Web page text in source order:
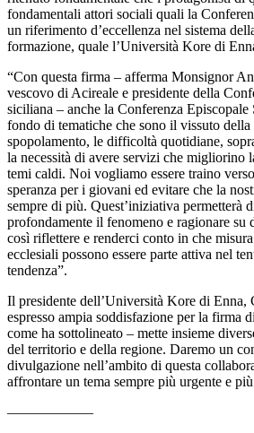
fondamentali attori sociali quali la
un riferimento d’eccellenza nel sistema
formazione, quale l’Università Kore di
“Con questa firma – afferma Monsignor
vescovo di Acireale e presidente della
siciliana – anche la Conferenza Episcopale
fondo di tematiche che sono il vissuto
spopolamento, le difficoltà quotidiane,
la necessità di avere servizi che migliorino
temi caldi. Noi vogliamo essere traino
speranza per i giovani ed evitare che la
sempre di più. Quest’iniziativa permetterà
profondamente il fenomeno e ragionare su
così riflettere e renderci conto in che
ecclesiali possono essere parte attiva nel
tendenza”.
Il presidente dell’Università Kore di Enna,
espresso ampia soddisfazione per la firma
come ha sottolineato – mette insieme
del territorio e della regione. Daremo un
divulgazione nell’ambito di questa
affrontare un tema sempre più urgente e più
——————